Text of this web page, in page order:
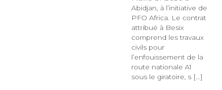
Abidjan, à l’initiative de
PFO Africa. Le contrat
attribué à Besix
comprend les travaux
civils pour
l’enfouissement de la
route nationale A1
sous le giratoire, s [...]